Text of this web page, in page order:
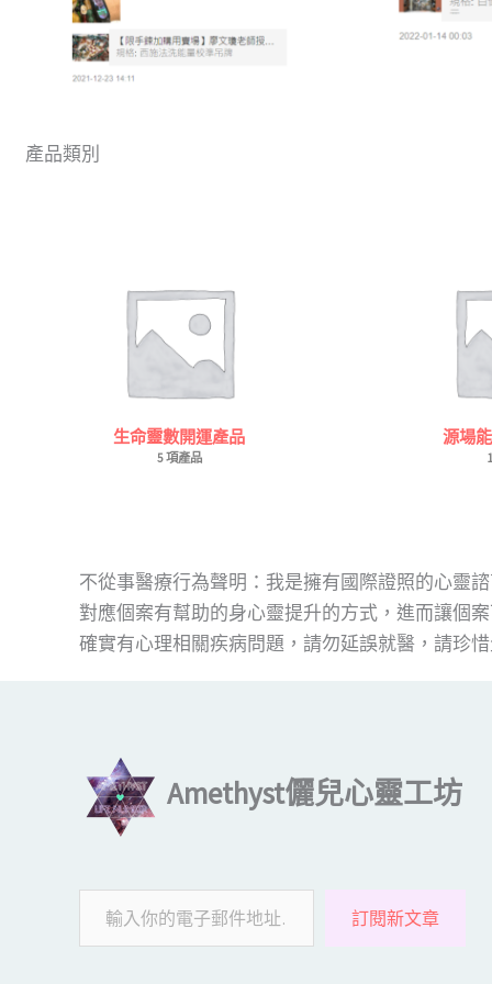
產品類別
生命靈數開運產品
5 項產品
源場
不從事醫療行為聲明：我是擁有國際證照的心靈
對應個案有幫助的身心靈提升的方式，進而讓個
確實有心理相關疾病問題，請勿延誤就醫，請珍
Amethyst儷兒心靈工坊
訂閱新文章